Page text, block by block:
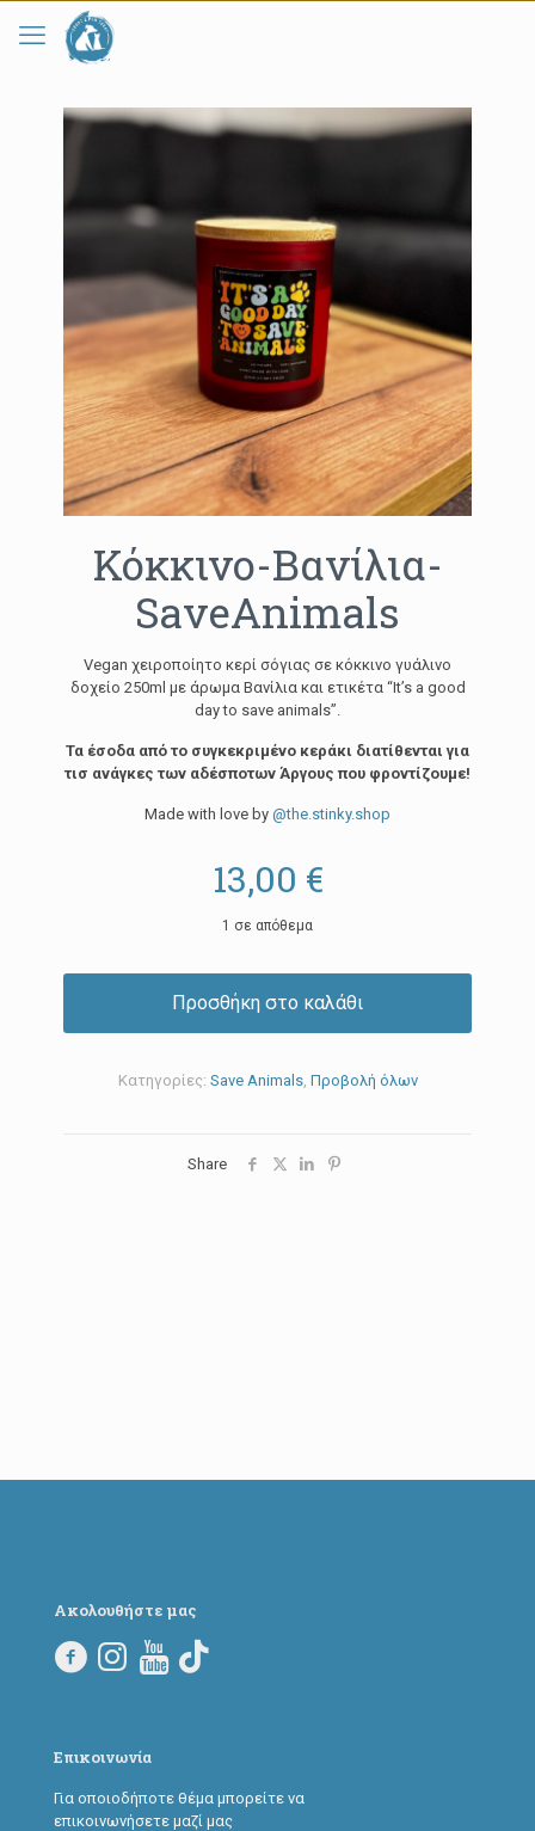
Κόκκινο-Βανίλια-
SaveAnimals
Vegan χειροποίητο κερί σόγιας σε κόκκινο γυάλινο
δοχείο 250ml με άρωμα Βανίλια και ετικέτα “It’s a good
day to save animals”.
Τα έσοδα από το συγκεκριμένο κεράκι διατίθενται για
τισ ανάγκες των αδέσποτων Άργους που φροντίζουμε!
Made with love by @the.stinky.shop
13,00 €
1 σε απόθεμα
Προσθήκη στο καλάθι
Κατηγορίες: Save Animals, Προβολή όλων
Share
Ακολουθήστε μας
Επικοινωνία
Για οποιοδήποτε θέμα μπορείτε να
επικοινωνήσετε μαζί μας